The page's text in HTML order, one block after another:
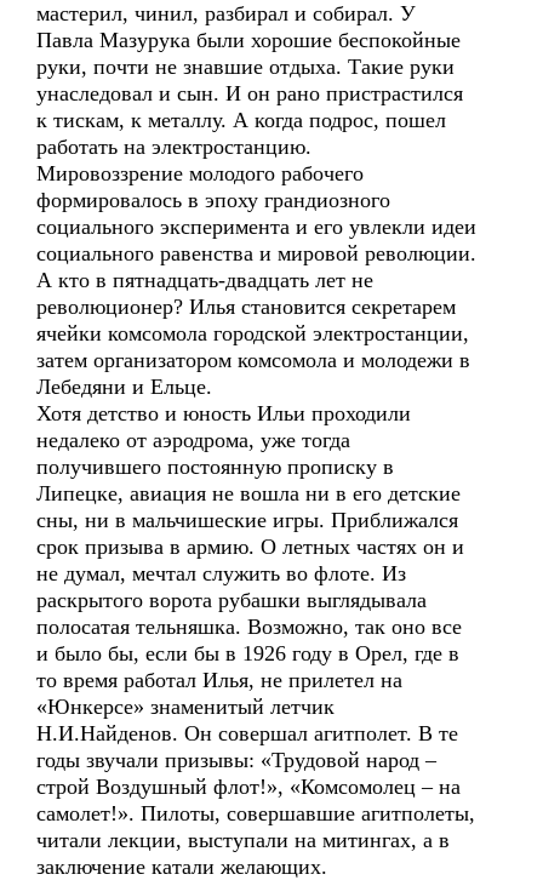
мастерил, чинил, разбирал и собирал. У
Павла Мазурука были хорошие беспокойные
руки, почти не знавшие отдыха. Такие руки
унаследовал и сын. И он рано пристрастился
к тискам, к металлу. А когда подрос, пошел
работать на электростанцию.
Мировоззрение молодого рабочего
формировалось в эпоху грандиозного
социального эксперимента и его увлекли идеи
социального равенства и мировой революции.
А кто в пятнадцать-двадцать лет не
революционер? Илья становится секретарем
ячейки комсомола городской электростанции,
затем организатором комсомола и молодежи в
Лебедяни и Ельце.
Хотя детство и юность Ильи проходили
недалеко от аэродрома, уже тогда
получившего постоянную прописку в
Липецке, авиация не вошла ни в его детские
сны, ни в мальчишеские игры. Приближался
срок призыва в армию. О летных частях он и
не думал, мечтал служить во флоте. Из
раскрытого ворота рубашки выглядывала
полосатая тельняшка. Возможно, так оно все
и было бы, если бы в 1926 году в Орел, где в
то время работал Илья, не прилетел на
«Юнкерсе» знаменитый летчик
Н.И.Найденов. Он совершал агитполет. В те
годы звучали призывы: «Трудовой народ –
строй Воздушный флот!», «Комсомолец – на
самолет!». Пилоты, совершавшие агитполеты,
читали лекции, выступали на митингах, а в
заключение катали желающих.